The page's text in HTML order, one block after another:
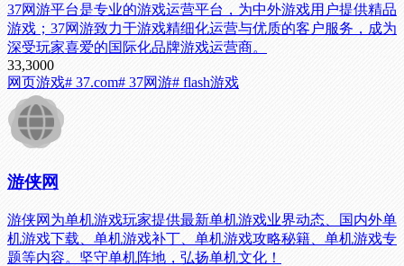
37网游平台是专业的游戏运营平台，为中外游戏用户提供精品
游戏；37网游致力于游戏精细化运营与优质的客户服务，成为
深受玩家喜爱的国际化品牌游戏运营商。
33,3000
网页游戏# 37.com# 37网游# flash游戏
游侠网
游侠网为单机游戏玩家提供最新单机游戏业界动态、国内外单
机游戏下载、单机游戏补丁、单机游戏攻略秘籍、单机游戏专
题等内容。坚守单机阵地，弘扬单机文化！